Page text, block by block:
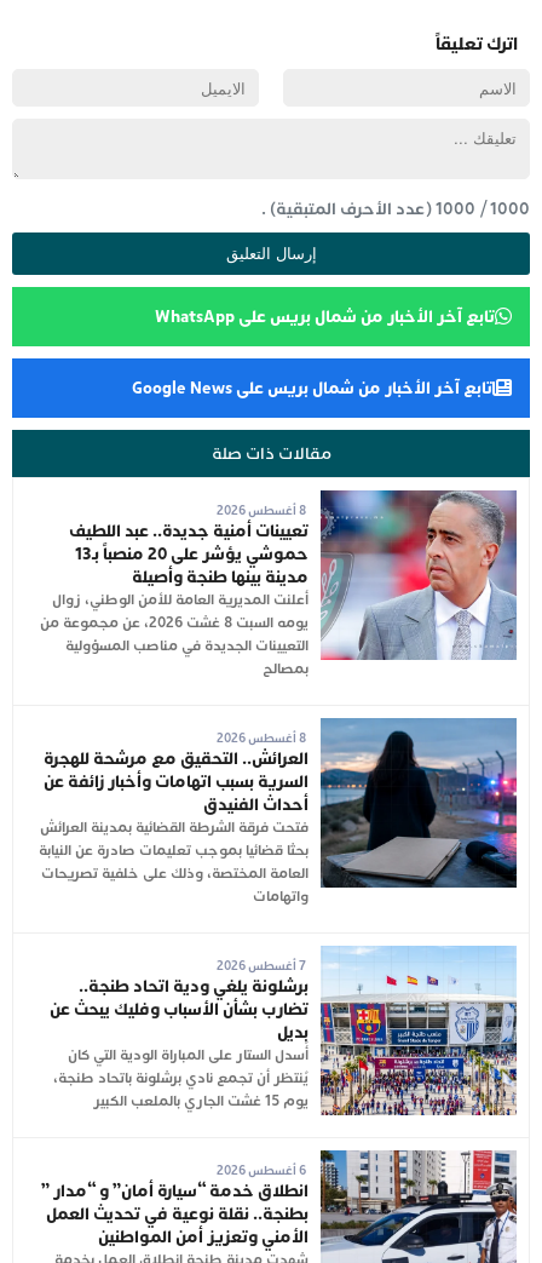
اترك تعليقاً
1000
/
1000(عدد الأحرف المتبقية) .
تابع آخر الأخبار من شمال بريس على WhatsApp
تابع آخر الأخبار من شمال بريس على Google News
مقالات ذات صلة
8 أغسطس 2026
تعيينات أمنية جديدة.. عبد اللطيف
حموشي يؤشر على 20 منصباً بـ13
مدينة بينها طنجة وأصيلة
أعلنت المديرية العامة للأمن الوطني، زوال
يومه السبت 8 غشت 2026، عن مجموعة من
التعيينات الجديدة في مناصب المسؤولية
بمصالح
8 أغسطس 2026
العرائش.. التحقيق مع مرشحة للهجرة
السرية بسبب اتهامات وأخبار زائفة عن
أحداث الفنيدق
فتحت فرقة الشرطة القضائية بمدينة العرائش
بحثا قضائيا بموجب تعليمات صادرة عن النيابة
العامة المختصة، وذلك على خلفية تصريحات
واتهامات
7 أغسطس 2026
برشلونة يلغي ودية اتحاد طنجة..
تضارب بشأن الأسباب وفليك يبحث عن
بديل
أُسدل الستار على المباراة الودية التي كان
يُنتظر أن تجمع نادي برشلونة باتحاد طنجة،
يوم 15 غشت الجاري بالملعب الكبير
6 أغسطس 2026
انطلاق خدمة “سيارة أمان” و “مدار ”
بطنجة.. نقلة نوعية في تحديث العمل
الأمني وتعزيز أمن المواطنين